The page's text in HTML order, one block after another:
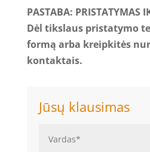
PASTABA: PRISTATYMAS
Dėl tikslaus pristatymo
formą arba kreipkitės
kontaktais.
Jūsų klausimas